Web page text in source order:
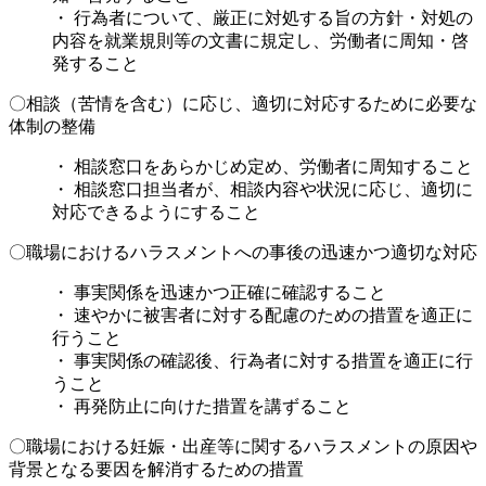
・ 行為者について、厳正に対処する旨の方針・対処の
内容を就業規則等の文書に規定し、労働者に周知・啓
発すること
〇相談（苦情を含む）に応じ、適切に対応するために必要な
体制の整備
・ 相談窓口をあらかじめ定め、労働者に周知すること
・ 相談窓口担当者が、相談内容や状況に応じ、適切に
対応できるようにすること
〇職場におけるハラスメントへの事後の迅速かつ適切な対応
・ 事実関係を迅速かつ正確に確認すること
・ 速やかに被害者に対する配慮のための措置を適正に
行うこと
・ 事実関係の確認後、行為者に対する措置を適正に行
うこと
・ 再発防止に向けた措置を講ずること
〇職場における妊娠・出産等に関するハラスメントの原因や
背景となる要因を解消するための措置